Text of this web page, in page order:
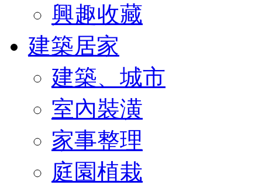
興趣收藏
建築居家
建築、城市
室內裝潢
家事整理
庭園植栽